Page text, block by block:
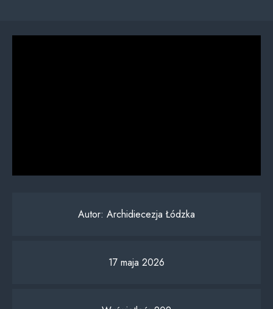
Autor: Archidiecezja Łódzka
17 maja 2026